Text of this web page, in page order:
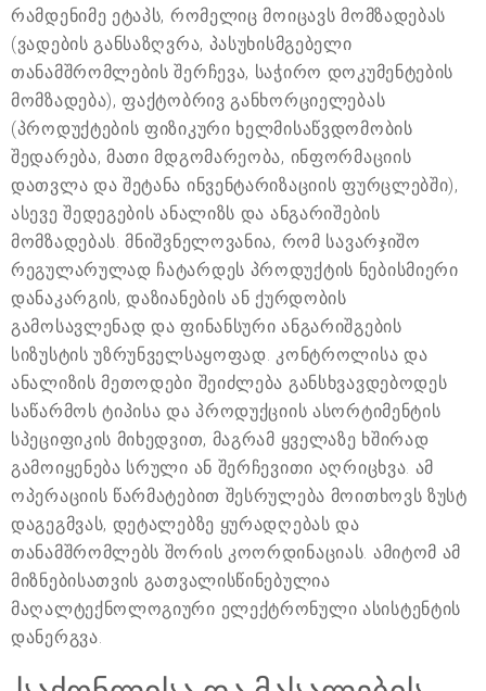
რამდენიმე ეტაპს, რომელიც მოიცავს მომზადებას
(ვადების განსაზღვრა, პასუხისმგებელი
თანამშრომლების შერჩევა, საჭირო დოკუმენტების
მომზადება), ფაქტობრივ განხორციელებას
(პროდუქტების ფიზიკური ხელმისაწვდომობის
შედარება, მათი მდგომარეობა, ინფორმაციის
დათვლა და შეტანა ინვენტარიზაციის ფურცლებში),
ასევე შედეგების ანალიზს და ანგარიშების
მომზადებას. მნიშვნელოვანია, რომ სავარჯიშო
რეგულარულად ჩატარდეს პროდუქტის ნებისმიერი
დანაკარგის, დაზიანების ან ქურდობის
გამოსავლენად და ფინანსური ანგარიშგების
სიზუსტის უზრუნველსაყოფად. კონტროლისა და
ანალიზის მეთოდები შეიძლება განსხვავდებოდეს
საწარმოს ტიპისა და პროდუქციის ასორტიმენტის
სპეციფიკის მიხედვით, მაგრამ ყველაზე ხშირად
გამოიყენება სრული ან შერჩევითი აღრიცხვა. ამ
ოპერაციის წარმატებით შესრულება მოითხოვს ზუსტ
დაგეგმვას, დეტალებზე ყურადღებას და
თანამშრომლებს შორის კოორდინაციას. ამიტომ ამ
მიზნებისათვის გათვალისწინებულია
მაღალტექნოლოგიური ელექტრონული ასისტენტის
დანერგვა.